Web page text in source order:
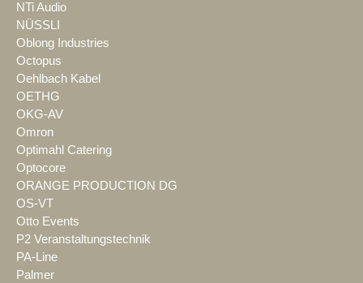
NTi Audio
NÜSSLI
Oblong Industries
Octopus
Oehlbach Kabel
OETHG
OKG-AV
Omron
Optimahl Catering
Optocore
ORANGE PRODUCTION DG
OS-VT
Otto Events
P2 Veranstaltungstechnik
PA-Line
Palmer